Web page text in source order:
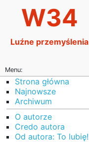
W34
Luźne przemyślenia
Menu:
Strona główna
Najnowsze
Archiwum
O autorze
Credo autora
Od autora: To lubię!